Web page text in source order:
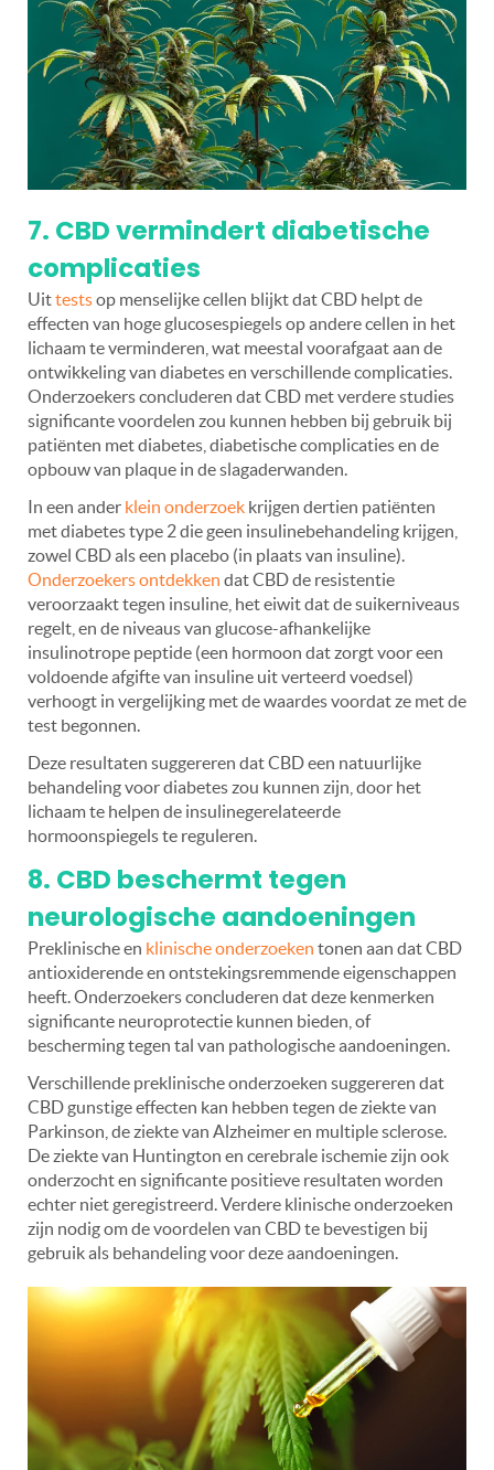
7. CBD vermindert diabetische
complicaties
Uittestsop menselijke cellen blijkt dat CBD helpt de
effecten van hoge glucosespiegels op andere cellen in het
lichaam te verminderen, wat meestal voorafgaat aan de
ontwikkeling van diabetes en verschillende complicaties.
Onderzoekers concluderen dat CBD met verdere studies
significante voordelen zou kunnen hebben bij gebruik bij
patiënten met diabetes, diabetische complicaties en de
opbouw van plaque in de slagaderwanden.
In een ander klein onderzoek krijgen dertien patiënten
met diabetes type 2 die geen insulinebehandeling krijgen,
zowel CBD als een placebo (in plaats van insuline).
Onderzoekers ontdekken dat CBD de resistentie
veroorzaakt tegen insuline, het eiwit dat de suikerniveaus
regelt, en de niveaus van glucose-afhankelijke
insulinotrope peptide (een hormoon dat zorgt voor een
voldoende afgifte van insuline uit verteerd voedsel)
verhoogt in vergelijking met de waardes voordat ze met de
test begonnen.
Deze resultaten suggereren dat CBD een natuurlijke
behandeling voor diabetes zou kunnen zijn, door het
lichaam te helpen de insulinegerelateerde
hormoonspiegels te reguleren.
8. CBD beschermt tegen
neurologische aandoeningen
Preklinische en klinische onderzoeken tonen aan dat CBD
antioxiderende en ontstekingsremmende eigenschappen
heeft. Onderzoekers concluderen dat deze kenmerken
significante neuroprotectie kunnen bieden, of
bescherming tegen tal van pathologische aandoeningen.
Verschillende preklinische onderzoeken suggereren dat
CBD gunstige effecten kan hebben tegen de ziekte van
Parkinson, de ziekte van Alzheimer en multiple sclerose.
De ziekte van Huntington en cerebrale ischemie zijn ook
onderzocht en significante positieve resultaten worden
echter niet geregistreerd. Verdere klinische onderzoeken
zijn nodig om de voordelen van CBD te bevestigen bij
gebruik als behandeling voor deze aandoeningen.